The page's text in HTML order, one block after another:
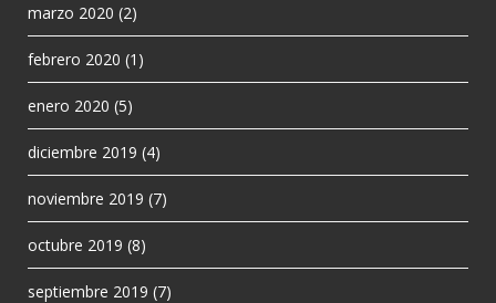
marzo 2020 (2)
febrero 2020 (1)
enero 2020 (5)
diciembre 2019 (4)
noviembre 2019 (7)
octubre 2019 (8)
septiembre 2019 (7)